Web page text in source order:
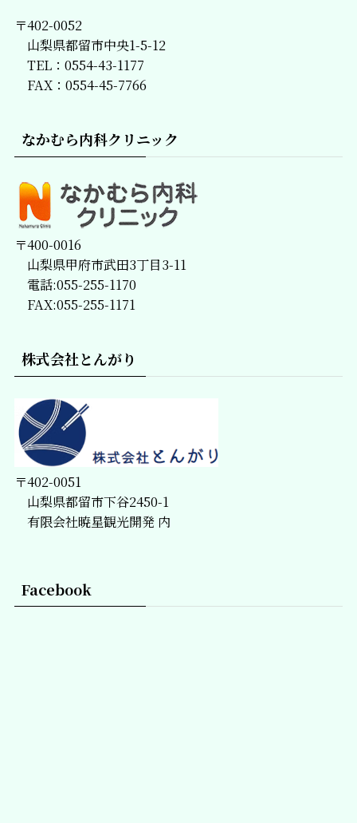
〒402-0052
山梨県都留市中央1-5-12
TEL：0554-43-1177
FAX：0554-45-7766
なかむら内科クリニック
〒400-0016
山梨県甲府市武田3丁目3-11
電話:055-255-1170
FAX:055-255-1171
株式会社とんがり
〒402-0051
山梨県都留市下谷2450-1
有限会社暁星観光開発 内
Facebook